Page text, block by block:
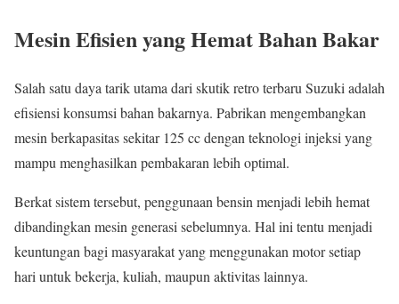
Mesin Efisien yang Hemat Bahan Bakar
Salah satu daya tarik utama dari skutik retro terbaru Suzuki adalah
efisiensi konsumsi bahan bakarnya. Pabrikan mengembangkan
mesin berkapasitas sekitar 125 cc dengan teknologi injeksi yang
mampu menghasilkan pembakaran lebih optimal.
Berkat sistem tersebut, penggunaan bensin menjadi lebih hemat
dibandingkan mesin generasi sebelumnya. Hal ini tentu menjadi
keuntungan bagi masyarakat yang menggunakan motor setiap
hari untuk bekerja, kuliah, maupun aktivitas lainnya.